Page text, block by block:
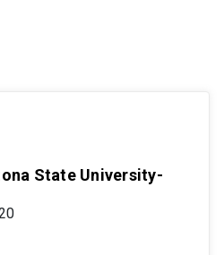
State University-